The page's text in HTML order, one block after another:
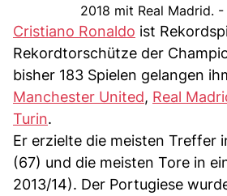
2018 mit Real Madrid. -
Cristiano Ronaldo ist
Rekordtorschütze der
bisher 183 Spielen gelangen
Manchester United, Real
Turin.
Er erzielte die meisten Treffer
(67) und die meisten Tore in
2013/14). Der Portugiese